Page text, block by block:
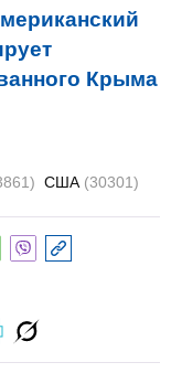
Крыма
США (30301)